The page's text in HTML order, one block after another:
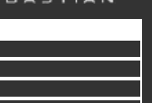
Abuztuaren 15a / 15 de
Abuztuaren 23a / 23 de
Abuztuaren 30a / 30 de